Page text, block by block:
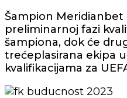
Šampion Meridianbet
preliminarnoj fazi
šampiona, dok će
trećeplasirana ekipa
kvalifikacijama za